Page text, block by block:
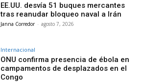
EE.UU. desvía 51 buques mercantes
tras reanudar bloqueo naval a Irán
Janna Corredor - agosto 7, 2026
Internacional
ONU confirma presencia de ébola en
campamentos de desplazados en el
Congo